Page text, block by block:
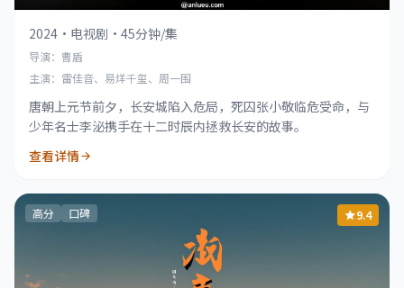
2024 · 电视剧 · 45分钟/集
导演：曹盾
主演：雷佳音、易烊千玺、周一围
唐朝上元节前夕，长安城陷入危局，死囚张小敬临危受命，与
少年名士李泌携手在十二时辰内拯救长安的故事。
查看详情
高分 口碑 9.4